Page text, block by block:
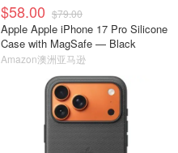
$58.00 $79.00
Apple Apple iPhone 17 Pro Silicone
Case with MagSafe — Black ​​​​​​​
Amazon澳洲亚马逊